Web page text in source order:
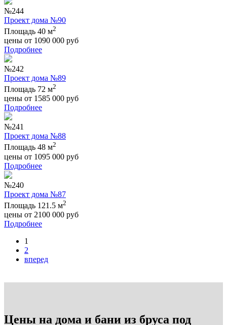
№244
Проект дома №90
Площадь 40 м2
цены от 1090 000 руб
Подробнее
№242
Проект дома №89
Площадь 72 м2
цены от 1585 000 руб
Подробнее
№241
Проект дома №88
Площадь 48 м2
цены от 1095 000 руб
Подробнее
№240
Проект дома №87
Площадь 121.5 м2
цены от 2100 000 руб
Подробнее
1
2
вперед
Цены на дома и бани из бруса под